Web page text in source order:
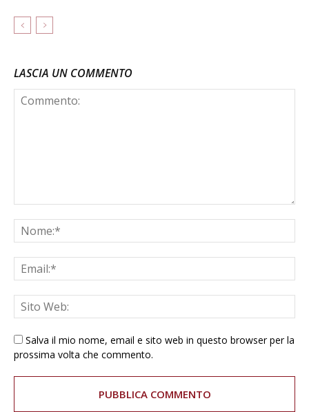
LASCIA UN COMMENTO
Salva il mio nome, email e sito web in questo browser per la
prossima volta che commento.